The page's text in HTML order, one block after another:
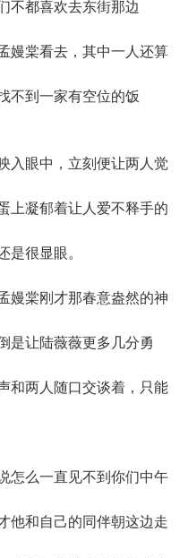
都喜欢去东街那边
嫚棠看去，其中一人还算
不到一家有空位的饭
眼中，立刻便让两人觉
上凝郁着让人爱不释手的
是很显眼。
棠刚才那春意盎然的神
是让陆薇薇更多几分勇
和两人随口交谈着，只能
么一直见不到你们中午
他和自己的同伴朝这边走